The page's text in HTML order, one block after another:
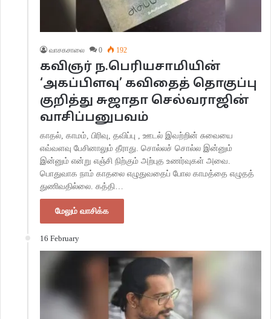
வாசகசாலை 0 192
கவிஞர் ந.பெரியசாமியின்
‘அகப்பிளவு’ கவிதைத் தொகுப்பு
குறித்து சுஜாதா செல்வராஜின்
வாசிப்பனுபவம்
காதல், காமம், பிரிவு, தவிப்பு , ஊடல் இவற்றின் சுவையை
எவ்வளவு பேசினாலும் தீராது. சொல்லச் சொல்ல இன்னும்
இன்னும் என்று எஞ்சி நிற்கும் அற்புத உணர்வுகள் அவை.
பொதுவாக நாம் காதலை எழுதுவதைப் போல காமத்தை எழுதத்
துணிவதில்லை. கத்தி…
மேலும் வாசிக்க
16 February